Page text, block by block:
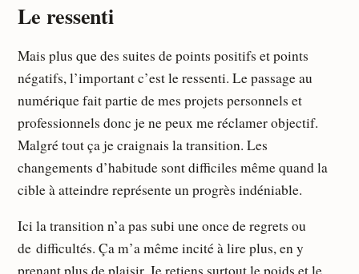
Le ressenti
Mais plus que des suites de points positifs et points
négatifs, l’important c’est le ressenti. Le passage au
numérique fait partie de mes projets personnels et
professionnels donc je ne peux me réclamer objectif.
Malgré tout ça je craignais la transition. Les
changements d’habitude sont difficiles même quand la
cible à atteindre représente un progrès indéniable.
Ici la transition n’a pas subi une once de regrets ou
de difficultés. Ça m’a même incité à lire plus, en y